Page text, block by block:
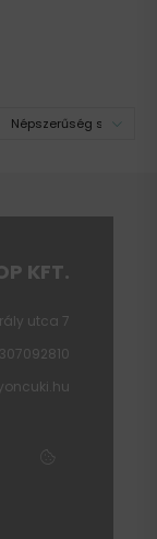
KFT.
utca 7